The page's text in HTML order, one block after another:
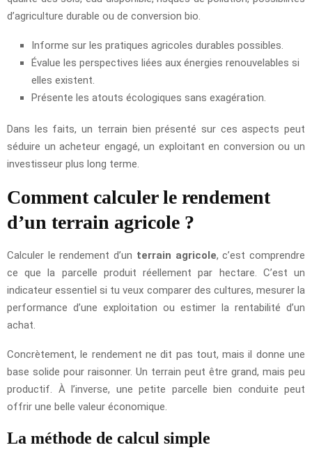
d’agriculture durable ou de conversion bio.
Informe sur les pratiques agricoles durables possibles.
Évalue les perspectives liées aux énergies renouvelables si
elles existent.
Présente les atouts écologiques sans exagération.
Dans les faits, un terrain bien présenté sur ces aspects peut
séduire un acheteur engagé, un exploitant en conversion ou un
investisseur plus long terme.
Comment calculer le rendement
d’un terrain agricole ?
Calculer le rendement d’un terrain agricole, c’est comprendre
ce que la parcelle produit réellement par hectare. C’est un
indicateur essentiel si tu veux comparer des cultures, mesurer la
performance d’une exploitation ou estimer la rentabilité d’un
achat.
Concrètement, le rendement ne dit pas tout, mais il donne une
base solide pour raisonner. Un terrain peut être grand, mais peu
productif. À l’inverse, une petite parcelle bien conduite peut
offrir une belle valeur économique.
La méthode de calcul simple